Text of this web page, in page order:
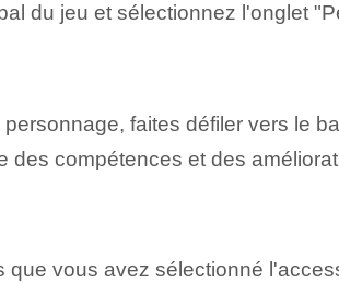
du jeu et sélectionnez l'onglet
faites défiler vers le
compétences et des
vous avez sélectionné